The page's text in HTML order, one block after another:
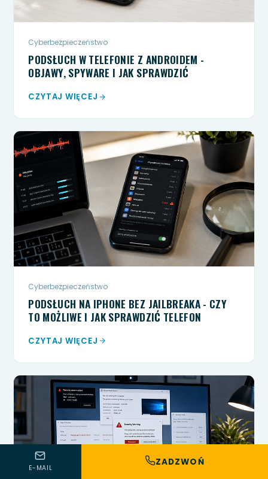
Cyberbezpieczeństwo
PODSŁUCH W TELEFONIE Z ANDROIDEM -
OBJAWY, SPYWARE I JAK SPRAWDZIĆ
CZYTAJ WIĘCEJ
Cyberbezpieczeństwo
PODSŁUCH NA IPHONE BEZ JAILBREAKA - CZY
TO MOŻLIWE I JAK SPRAWDZIĆ TELEFON
CZYTAJ WIĘCEJ
E-MAIL
ZADZWOŃ